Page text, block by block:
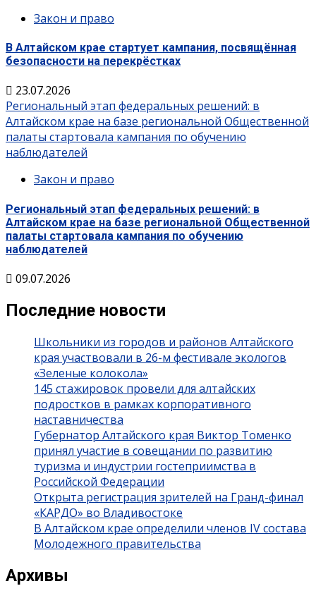
Закон и право
В Алтайском крае стартует кампания, посвящённая
безопасности на перекрёстках
23.07.2026
Региональный этап федеральных решений: в
Алтайском крае на базе региональной Общественной
палаты стартовала кампания по обучению
наблюдателей
Закон и право
Региональный этап федеральных решений: в
Алтайском крае на базе региональной Общественной
палаты стартовала кампания по обучению
наблюдателей
09.07.2026
Последние новости
Школьники из городов и районов Алтайского
края участвовали в 26-м фестивале экологов
«Зеленые колокола»
145 стажировок провели для алтайских
подростков в рамках корпоративного
наставничества
Губернатор Алтайского края Виктор Томенко
принял участие в совещании по развитию
туризма и индустрии гостеприимства в
Российской Федерации
Открыта регистрация зрителей на Гранд-финал
«КАРДО» во Владивостоке
В Алтайском крае определили членов IV состава
Молодежного правительства
Архивы